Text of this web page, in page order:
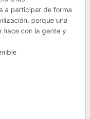
a participar de forma
porque una
hace con la gente y